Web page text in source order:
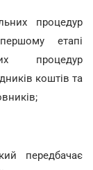
процедур
етапі
процедур
коштів та
передбачає